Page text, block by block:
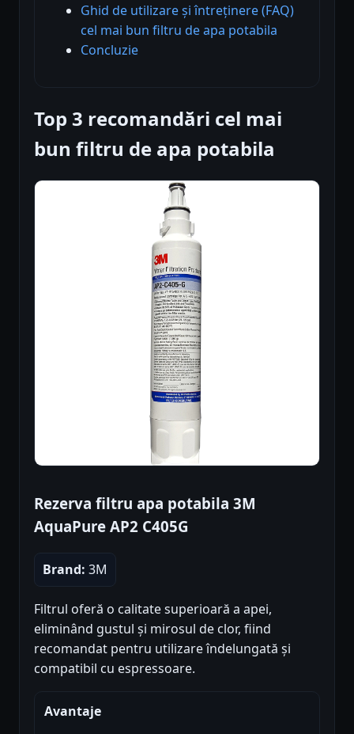
Ghid de utilizare și întreținere (FAQ)
cel mai bun filtru de apa potabila
Concluzie
Top 3 recomandări cel mai
bun filtru de apa potabila
Rezerva filtru apa potabila 3M
AquaPure AP2 C405G
Brand: 3M
Filtrul oferă o calitate superioară a apei,
eliminând gustul și mirosul de clor, fiind
recomandat pentru utilizare îndelungată și
compatibil cu espressoare.
Avantaje